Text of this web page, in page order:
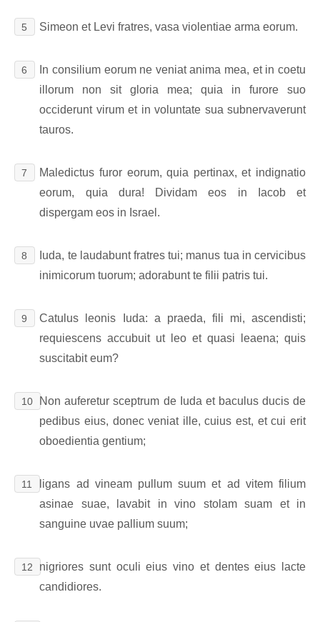
5 Simeon et Levi fratres, vasa violentiae arma eorum.
6
In consilium eorum ne veniat anima mea, et in coetu
illorum non sit gloria mea; quia in furore suo
occiderunt virum et in voluntate sua subnervaverunt
tauros.
7
Maledictus furor eorum, quia pertinax, et indignatio
eorum, quia dura! Dividam eos in Iacob et
dispergam eos in Israel.
8
Iuda, te laudabunt fratres tui; manus tua in cervicibus
inimicorum tuorum; adorabunt te filii patris tui.
9
Catulus leonis Iuda: a praeda, fili mi, ascendisti;
requiescens accubuit ut leo et quasi leaena; quis
suscitabit eum?
10
Non auferetur sceptrum de Iuda et baculus ducis de
pedibus eius, donec veniat ille, cuius est, et cui erit
oboedientia gentium;
11
ligans ad vineam pullum suum et ad vitem filium
asinae suae, lavabit in vino stolam suam et in
sanguine uvae pallium suum;
12
nigriores sunt oculi eius vino et dentes eius lacte
candidiores.